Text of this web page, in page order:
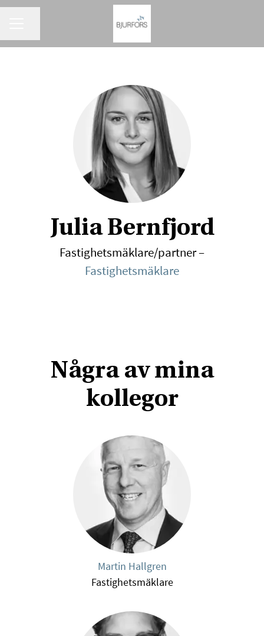
Julia Bernfjord
Fastighetsmäklare/partner –
Fastighetsmäklare
Några av mina
kollegor
Martin Hallgren
Fastighetsmäklare